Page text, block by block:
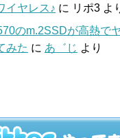
イヤレス♪ に リポ3 よ
のm.2SSDが高熱で
みた に あ゛じ より